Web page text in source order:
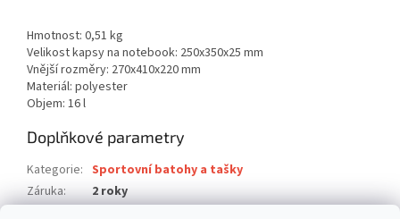
Hmotnost: 0,51 kg
Velikost kapsy na notebook: 250x350x25 mm
Vnější rozměry: 270x410x220 mm
Materiál: polyester
Objem: 16 l
Doplňkové parametry
Kategorie: Sportovní batohy a tašky
Záruka:
2 roky